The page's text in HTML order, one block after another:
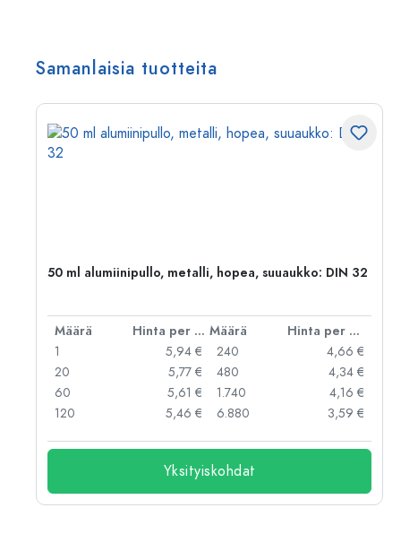
Samanlaisia tuotteita
50 ml alumiinipullo, metalli, hopea, suuaukko: DIN 32
Määrä Hinta per kpl Määrä
Hinta per kpl
1
5,94 €
20
5,77 €
60
5,61 €
120
5,46 €
240
4,66 €
480
4,34 €
1.740
4,16 €
6.880
3,59 €
Yksityiskohdat